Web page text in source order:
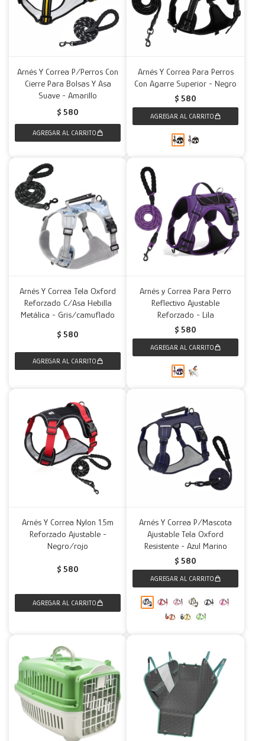
Arnés Y Correa P/Perros Con
Cierre Para Bolsas Y Asa
Suave - Amarillo
$ 580
Arnés Y Correa Para Perros
Con Agarre Superior - Negro
$ 580
Arnés Y Correa Tela Oxford
Reforzado C/Asa Hebilla
Metálica - Gris/camuflado
$ 580
Arnés y Correa Para Perro
Reflectivo Ajustable
Reforzado - Lila
$ 580
Arnés Y Correa Nylon 1.5m
Reforzado Ajustable -
Negro/rojo
$ 580
Arnés Y Correa P/Mascota
Ajustable Tela Oxford
Resistente - Azul Marino
$ 580